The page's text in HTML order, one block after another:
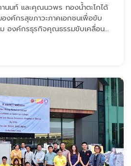
นท์ และคุณนวพร ทองน้ำตะโกได้
องค์กรสุขภาวะภาคเอกชนเพื่อขับ
องค์กรธุรกิจคุณธรรมขับเคลื่อน